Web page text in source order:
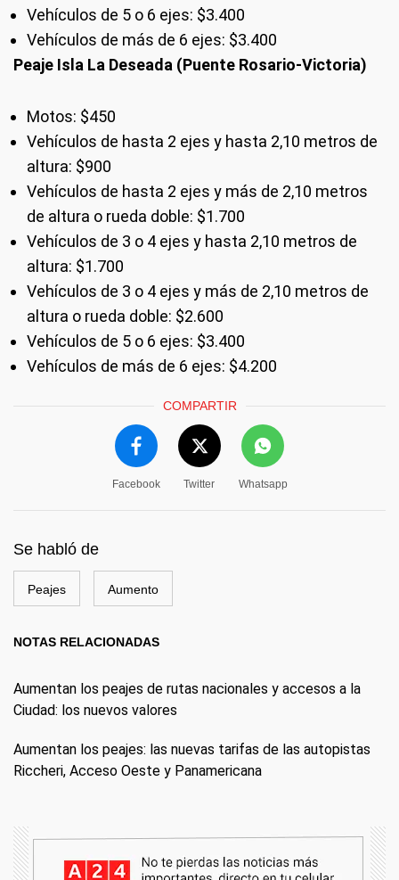
Vehículos de 5 o 6 ejes: $3.400
Vehículos de más de 6 ejes: $3.400
Peaje Isla La Deseada (Puente Rosario-Victoria)
Motos: $450
Vehículos de hasta 2 ejes y hasta 2,10 metros de
altura: $900
Vehículos de hasta 2 ejes y más de 2,10 metros
de altura o rueda doble: $1.700
Vehículos de 3 o 4 ejes y hasta 2,10 metros de
altura: $1.700
Vehículos de 3 o 4 ejes y más de 2,10 metros de
altura o rueda doble: $2.600
Vehículos de 5 o 6 ejes: $3.400
Vehículos de más de 6 ejes: $4.200
COMPARTIR
Facebook Twitter Whatsapp
Se habló de
Peajes Aumento
NOTAS RELACIONADAS
Aumentan los peajes de rutas nacionales y accesos a la
Ciudad: los nuevos valores
Aumentan los peajes: las nuevas tarifas de las autopistas
Riccheri, Acceso Oeste y Panamericana